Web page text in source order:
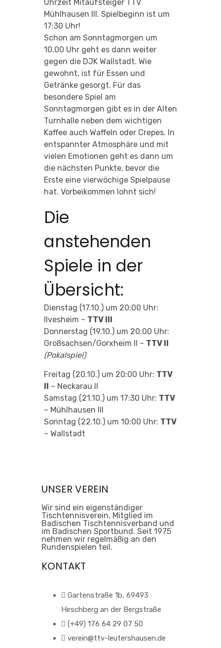
Uhrzeit Mitaufsteiger TTV
Mühlhausen III. Spielbeginn ist um
17:30 Uhr!
Schon am Sonntagmorgen um
10.00 Uhr geht es dann weiter
gegen die DJK Wallstadt. Wie
gewohnt, ist für Essen und
Getränke gesorgt. Für das
besondere Spiel am
Sonntagmorgen gibt es in der Alten
Turnhalle neben dem wichtigen
Kaffee auch Waffeln oder Crepes. In
entspannter Atmosphäre und mit
vielen Emotionen geht es dann um
die nächsten Punkte, bevor die
Erste eine vierwöchige Spielpause
hat. Vorbeikommen lohnt sich!
Die
anstehenden
Spiele in der
Übersicht:
Dienstag (17.10.) um 20:00 Uhr:
Ilvesheim – TTV III
Donnerstag (19.10.) um 20:00 Uhr:
Großsachsen/Gorxheim II – TTV II
(Pokalspiel)
Freitag (20.10.) um 20:00 Uhr: TTV
II – Neckarau II
Samstag (21.10.) um 17:30 Uhr: TTV
– Mühlhausen III
Sonntag (22.10.) um 10:00 Uhr: TTV
– Wallstadt
UNSER VEREIN
Wir sind ein eigenständiger
Tischtennisverein, Mitglied im
Badischen Tischtennisverband und
im Badischen Sportbund. Seit 1975
nehmen wir regelmäßig an den
Rundenspielen teil.
KONTAKT
Gartenstraße 1b, 69493
Hirschberg an der Bergstraße
(+49) 176 64 29 07 50
verein@ttv-leutershausen.de